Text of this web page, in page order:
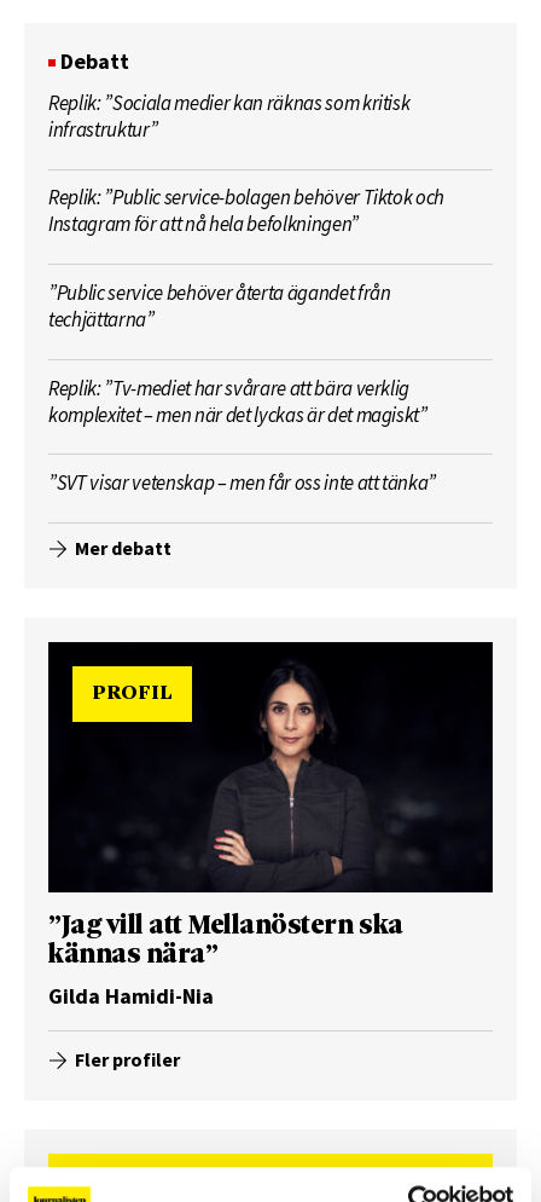
Debatt
Replik: ”Sociala medier kan räknas som kritisk
infrastruktur”
Replik: ”Public service-bolagen behöver Tiktok och
Instagram för att nå hela befolkningen”
”Public service behöver återta ägandet från
techjättarna”
Replik: ”Tv-mediet har svårare att bära verklig
komplexitet – men när det lyckas är det magiskt”
”SVT visar vetenskap – men får oss inte att tänka”
Mer debatt
PROFIL
”Jag vill att Mellanöstern ska
kännas nära”
Gilda Hamidi-Nia
Fler profiler